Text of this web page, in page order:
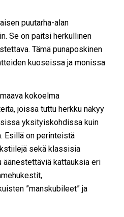
puutarha-alan
Se on paitsi herkullinen
Tämä punaposkinen
kuoseissa ja monissa
kokoelma
joissa tuttu herkku näkyy
yksityiskohdissa kuin
Esillä on perinteistä
sekä klassisia
kattauksia eri
”manskubileet” ja